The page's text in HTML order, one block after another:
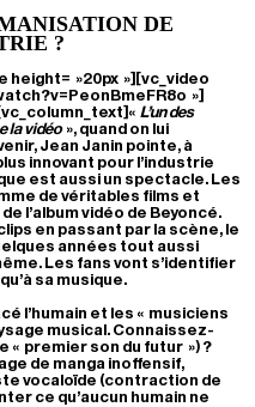
DE
?
»20px »][vc_video
»]
L’un des
la vidéo», quand on lui
Jean Janin pointe, à
innovant pour l’industrie
est aussi un spectacle. Les
de véritables films et
l’album vidéo de Beyoncé.
en passant par la scène, le
années tout aussi
Les fans vont s’identifier
sa musique.
l’humain et les « musiciens
musical. Connaissez-
« premier son du futur ») ?
de manga inoffensif,
vocaloïde (contraction de
ce qu’aucun humain ne